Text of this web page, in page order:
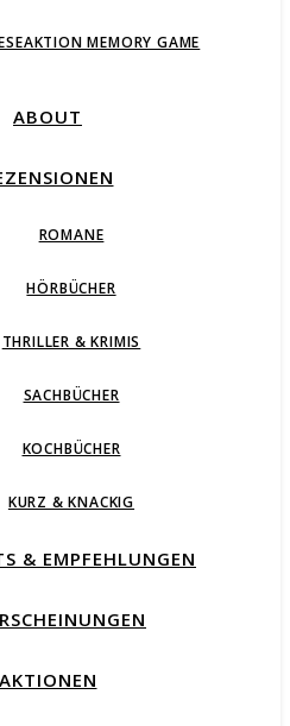
MEMORY GAME
ABOUT
ROMANE
HÖRBÜCHER
THRILLER & KRIMIS
SACHBÜCHER
KOCHBÜCHER
KURZ & KNACKIG
& EMPFEHLUNGEN
AKTIONEN